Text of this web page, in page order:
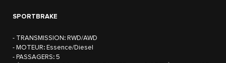
SPORTBRAKE
- TRANSMISSION : RWD/AWD
- MOTEUR: Essence/Diesel
- PASSAGERS: 5